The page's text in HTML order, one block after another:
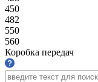
450
482
550
560
Коробка передач